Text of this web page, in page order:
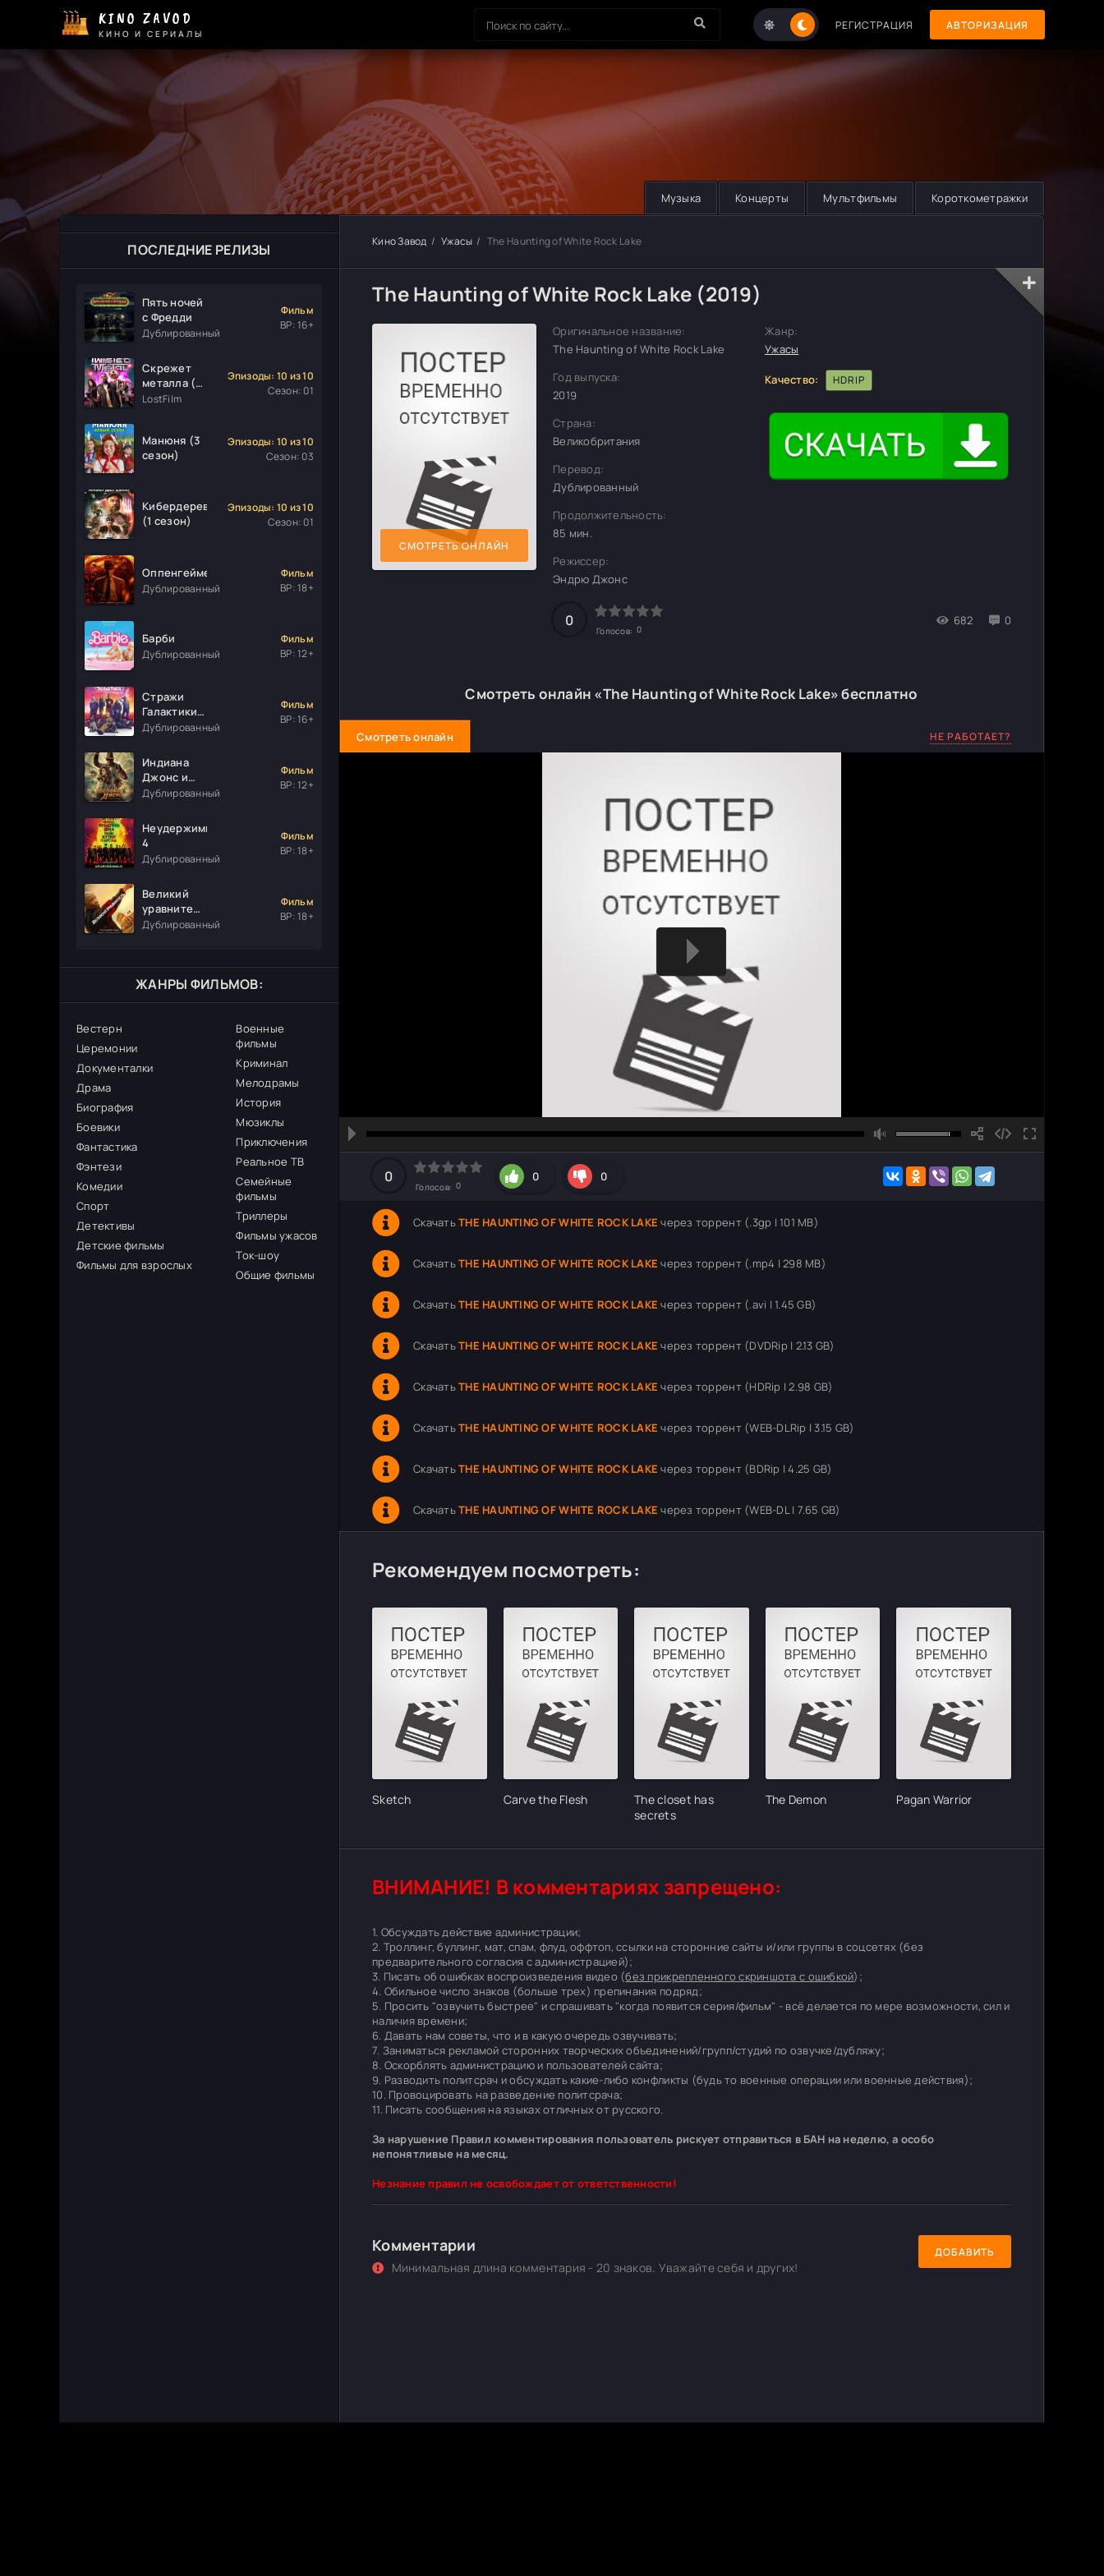
KINO ZAVOD
КИНО И СЕРИАЛЫ
РЕГИСТРАЦИЯ АВТОРИЗАЦИЯ
Музыка Концерты Мультфильмы Короткометражки
ПОСЛЕДНИЕ РЕЛИЗЫ
Пять ночей
с Фредди
Дублированный
Фильм
ВР: 16+
Скрежет
металла (1
сезон)
LostFilm
Эпизоды: 10 из 10
Сезон: 01
Манюня (3
сезон)
Эпизоды: 10 из 10
Сезон: 03
Кибердеревня
(1 сезон)
Эпизоды: 10 из 10
Сезон: 01
Оппенгеймер
Дублированный
Фильм
ВР: 18+
Барби
Дублированный
Фильм
ВР: 12+
Стражи
Галактики.
Часть 3
Дублированный
Фильм
ВР: 16+
Индиана
Джонс и
колесо
Дублированный
Фильм
ВР: 12+
Неудержимые
4
Дублированный
Фильм
ВР: 18+
Великий
уравнитель
3
Дублированный
Фильм
ВР: 18+
ЖАНРЫ ФИЛЬМОВ:
Вестерн
Церемонии
Документалки
Драма
Биография
Боевики
Фантастика
Фэнтези
Комедии
Спорт
Детективы
Детские фильмы
Фильмы для взрослых
Военные
фильмы
Криминал
Мелодрамы
История
Мюзиклы
Приключения
Реальное ТВ
Семейные
фильмы
Триллеры
Фильмы ужасов
Ток-шоу
Общие фильмы
Кино Завод Ужасы The Haunting of White Rock Lake
The Haunting of White Rock Lake (2019)
СМОТРЕТЬ ОНЛАЙН
Оригинальное название:
The Haunting of White Rock Lake
Год выпуска:
2019
Страна:
Великобритания
Перевод:
Дублированный
Продолжительность:
85 мин.
Режиссер:
Эндрю Джонс
0
Голосов: 0
682 0
Жанр:
Ужасы
Качество: HDRIP
Смотреть онлайн «The Haunting of White Rock Lake» бесплатно
Смотреть онлайн НЕ РАБОТАЕТ?
hd2160
hd1440
highres
hd1080
hd720
large
medium
small
tiny
0
Голосов: 0
0 0
СкачатьTHE HAUNTING OF WHITE ROCK LAKE через торрент (.3gp | 101 MB)
СкачатьTHE HAUNTING OF WHITE ROCK LAKE через торрент (.mp4 | 298 MB)
СкачатьTHE HAUNTING OF WHITE ROCK LAKE через торрент (.avi | 1.45 GB)
СкачатьTHE HAUNTING OF WHITE ROCK LAKE через торрент (DVDRip | 2.13 GB)
СкачатьTHE HAUNTING OF WHITE ROCK LAKE через торрент (HDRip | 2.98 GB)
СкачатьTHE HAUNTING OF WHITE ROCK LAKE через торрент (WEB-DLRip | 3.15 GB)
СкачатьTHE HAUNTING OF WHITE ROCK LAKE через торрент (BDRip | 4.25 GB)
СкачатьTHE HAUNTING OF WHITE ROCK LAKE через торрент (WEB-DL | 7.65 GB)
Рекомендуем посмотреть:
Sketch Carve the Flesh
The closet has
secrets
The Demon Pagan Warrior
ВНИМАНИЕ! В комментариях запрещено:
1. Обсуждать действие администрации;
2. Троллинг, буллинг, мат, спам, флуд, оффтоп, ссылки на сторонние сайты и/или группы в соцсетях (без
предварительного согласия с администрацией);
3. Писать об ошибках воспроизведения видео (без прикрепленного скриншота с ошибкой);
4. Обильное число знаков (больше трех) препинания подряд;
5. Просить "озвучить быстрее" и спрашивать "когда появится серия/фильм" - всё делается по мере возможности, сил и
наличия времени;
6. Давать нам советы, что и в какую очередь озвучивать;
7. Заниматься рекламой сторонних творческих объединений/групп/студий по озвучке/дубляжу;
8. Оскорблять администрацию и пользователей сайта;
9. Разводить политсрач и обсуждать какие-либо конфликты (будь то военные операции или военные действия);
10. Провоцировать на разведение политсрача;
11. Писать сообщения на языках отличных от русского.
За нарушение Правил комментирования пользователь рискует отправиться в БАН на неделю, а особо
непонятливые на месяц.
Незнание правил не освобождает от ответственности!
Комментарии
Минимальная длина комментария - 20 знаков. Уважайте себя и других!
ДОБАВИТЬ